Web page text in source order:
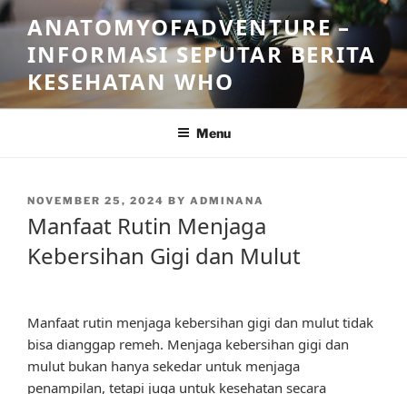
Skip
to
content
ANATOMYOFADVENTURE –
INFORMASI SEPUTAR BERITA
KESEHATAN WHO
Menu
POSTED
NOVEMBER 25, 2024 BY ADMINANA
Manfaat Rutin Menjaga
Kebersihan Gigi dan Mulut
Manfaat rutin menjaga kebersihan gigi dan mulut tidak
bisa dianggap remeh. Menjaga kebersihan gigi dan
mulut bukan hanya sekedar untuk menjaga
penampilan, tetapi juga untuk kesehatan secara